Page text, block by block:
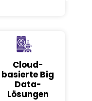
Cloud-
basierte Big
Data-
Lösungen